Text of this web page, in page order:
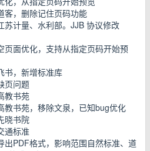
客，删除记住页码功能
苏计量、水利部。JJB 协议修改
页面优化，支持从指定页码开始预
书，新增标准库
页问题
教书苑
教书苑，移除文泉，已知bug优化
晓书院
通标准
出PDF格式，影响范围自然标准、道